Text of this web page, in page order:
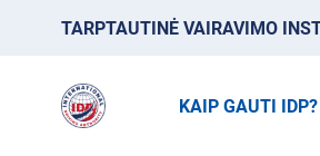
TARPTAUTINĖ VAIRAVIMO
KAIP GAUTI IDP?